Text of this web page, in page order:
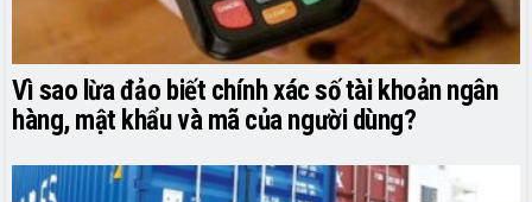
Vì sao lừa đảo biết chính xác số tài khoản ngân
hàng, mật khẩu và mã của người dùng?